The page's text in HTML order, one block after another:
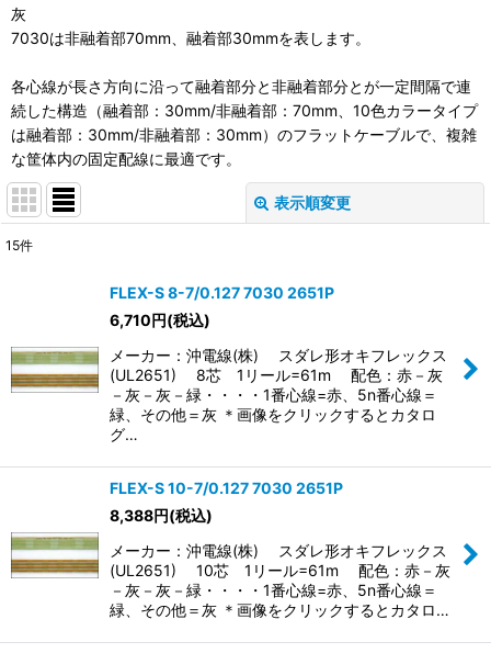
灰
7030は非融着部70mm、融着部30mmを表します。
各心線が長さ方向に沿って融着部分と非融着部分とが一定間隔で連
続した構造（融着部：30mm/非融着部：70mm、10色カラータイプ
は融着部：30mm/非融着部：30mm）のフラットケーブルで、複雑
な筐体内の固定配線に最適です。
表示順変更
絞り込む
15件
FLEX-S 8-7/0.127 7030 2651P
6,710円(税込)
メーカー：沖電線(株) スダレ形オキフレックス
(UL2651) 8芯 1リール=61m 配色：赤－灰
－灰－灰－緑・・・・1番心線=赤、5n番心線＝
緑、その他＝灰 ＊画像をクリックするとカタロ
グ…
FLEX-S 10-7/0.127 7030 2651P
8,388円(税込)
メーカー：沖電線(株) スダレ形オキフレックス
(UL2651) 10芯 1リール=61m 配色：赤－灰
－灰－灰－緑・・・・1番心線=赤、5n番心線＝
緑、その他＝灰 ＊画像をクリックするとカタロ…